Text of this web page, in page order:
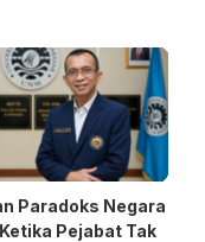
Paradoks Negara
Pejabat Tak